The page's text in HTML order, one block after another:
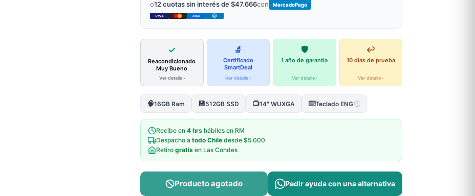
o12 cuotas sin interés de $47.666con MercadoPago
VISA AMEX DC
✓
Reacondicionado
Muy Bueno
Ver detalle ›
🔬
Certificado
SmartDeal
Ver detalle ›
🛡️
1 año de garantía
Ver detalle ›
↩️
10 días de prueba
Ver detalle ›
🧠16GB Ram 💾512GB SSD 📺14" WUXGA ⌨️Teclado ENG ?
Recibe en 4 hrs hábiles en RM
Despacho a todo Chile desde $5.000
Retiro gratis en Las Condes
Producto agotado Pedir ayuda con una alternativa